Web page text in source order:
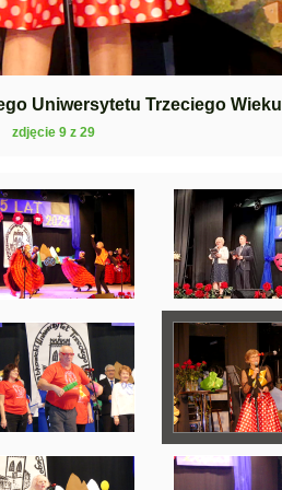
Uniwersytetu Trzeciego Wieku
zdjęcie 9 z 29